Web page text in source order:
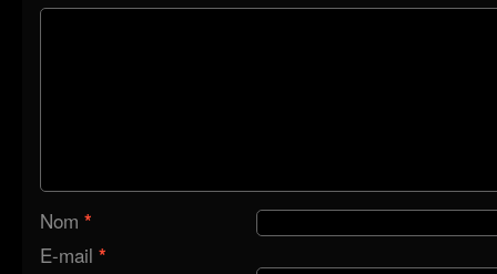
Nom *
E-mail *